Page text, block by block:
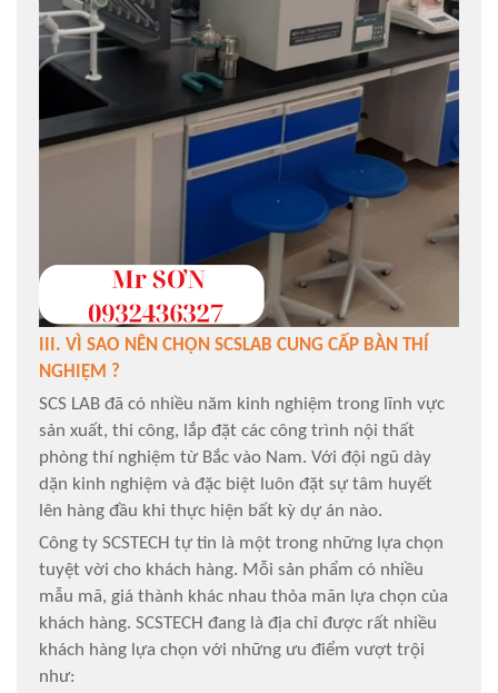
III. VÌ SAO NÊN CHỌN SCSLAB CUNG CẤP BÀN THÍ
NGHIỆM ?
SCS LAB đã có nhiều năm kinh nghiệm trong lĩnh vực
sản xuất, thi công, lắp đặt các công trình nội thất
phòng thí nghiệm từ Bắc vào Nam. Với đội ngũ dày
dặn kinh nghiệm và đặc biệt luôn đặt sự tâm huyết
lên hàng đầu khi thực hiện bất kỳ dự án nào.
Công ty SCSTECH tự tin là một trong những lựa chọn
tuyệt vời cho khách hàng. Mỗi sản phẩm có nhiều
mẫu mã, giá thành khác nhau thỏa mãn lựa chọn của
khách hàng. SCSTECH đang là địa chỉ được rất nhiều
khách hàng lựa chọn với những ưu điểm vượt trội
như: